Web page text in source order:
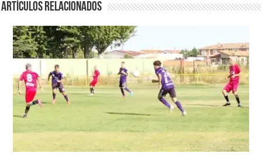
Artículos relacionados